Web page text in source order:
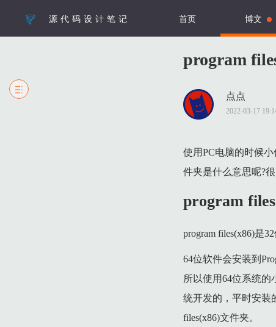
源代码设计笔记 首页 博文
program
点点
2022-03-17
使用PC电脑的时候
件夹是什么意思呢?
program
program files(x86)是
64位软件会安装到
所以使用64位系统
统开发的，平时安装
files(x86)文件夹。
1 program files(x86)